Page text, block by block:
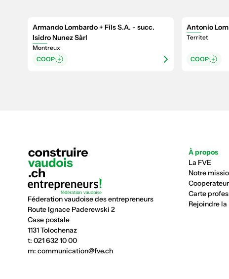
Armando Lombardo + Fils S.A. - succ.
Isidro Nunez Sàrl
Montreux
COOP
Antonio
Territet
COOP
Féderation vaudoise des entrepreneurs
Route Ignace Paderewski 2
Case postale
1131 Tolochenaz
t: 021 632 10 00
m: communication@fve.ch
À propos
La FVE
Notre
Carte
Rejoindre la